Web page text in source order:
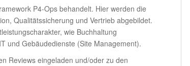
P4-Ops behandelt. Hier werden die
Qualitätssicherung und Vertrieb abgebildet.
wie Buchhaltung
und Gebäudedienste (Site Management).
Reviews eingeladen und/oder zu den